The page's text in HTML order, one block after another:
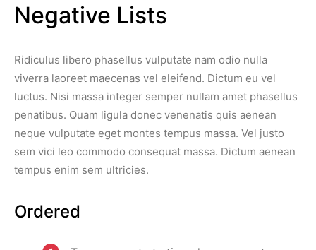
Negative Lists
Ridiculus libero phasellus vulputate nam odio nulla
viverra laoreet maecenas vel eleifend. Dictum eu vel
luctus. Nisi massa integer semper nullam amet phasellus
penatibus. Quam ligula donec venenatis quis aenean
neque vulputate eget montes tempus massa. Vel justo
sem vici leo commodo consequat massa. Dictum aenean
tempus enim sem ultricies.
Ordered